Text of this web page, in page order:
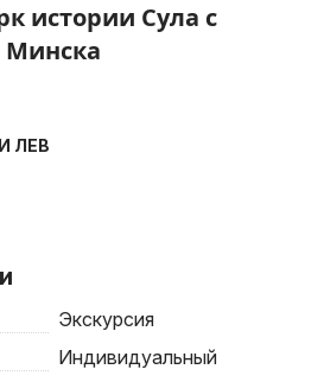
истории Сула с
Минска
ЛЕВ
Экскурсия
Индивидуальный